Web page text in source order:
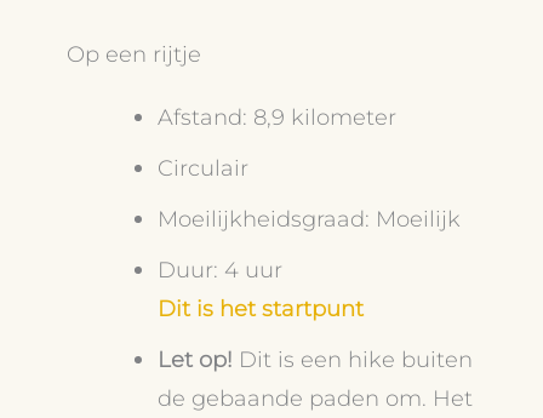
Op een rijtje
Afstand: 8,9 kilometer
Circulair
Moeilijkheidsgraad: Moeilijk
Duur: 4 uur
Dit is het startpunt
Let op! Dit is een hike buiten
de gebaande paden om. Het